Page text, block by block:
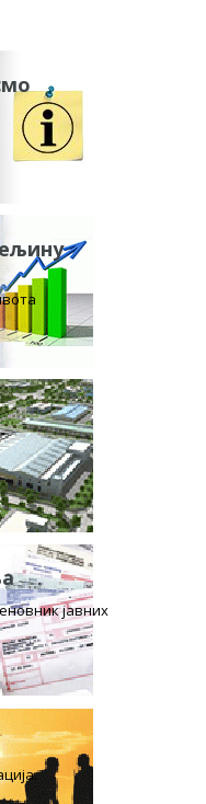
јавних